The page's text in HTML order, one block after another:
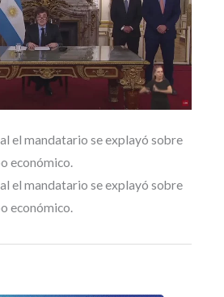
el mandatario se explayó sobre
económico.
el mandatario se explayó sobre
económico.